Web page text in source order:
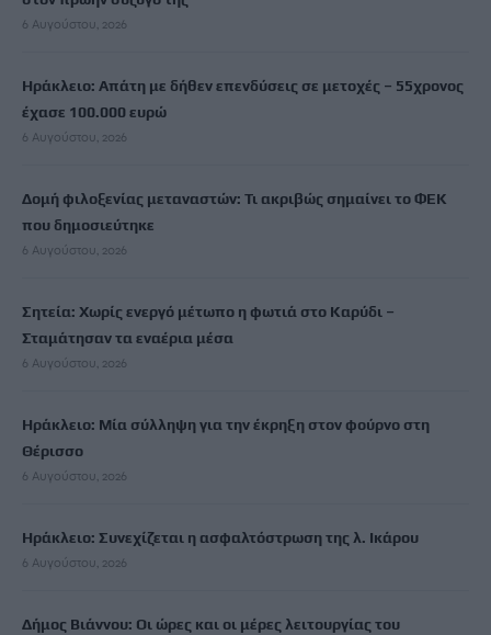
6 Αυγούστου, 2026
Ηράκλειο: Απάτη με δήθεν επενδύσεις σε μετοχές – 55χρονος
έχασε 100.000 ευρώ
6 Αυγούστου, 2026
Δομή φιλοξενίας μεταναστών: Τι ακριβώς σημαίνει το ΦΕΚ
που δημοσιεύτηκε
6 Αυγούστου, 2026
Σητεία: Χωρίς ενεργό μέτωπο η φωτιά στο Καρύδι –
Σταμάτησαν τα εναέρια μέσα
6 Αυγούστου, 2026
Ηράκλειο: Μία σύλληψη για την έκρηξη στον φούρνο στη
Θέρισσο
6 Αυγούστου, 2026
Ηράκλειο: Συνεχίζεται η ασφαλτόστρωση της λ. Ικάρου
6 Αυγούστου, 2026
Δήμος Βιάννου: Οι ώρες και οι μέρες λειτουργίας του